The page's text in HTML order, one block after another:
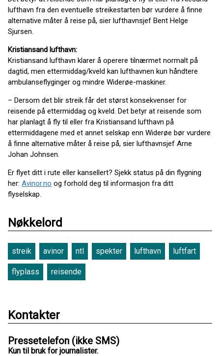
lufthavn fra den eventuelle streikestarten bør vurdere å finne
alternative måter å reise på, sier lufthavnsjef Bent Helge
Sjursen.
Kristiansand lufthavn:
Kristiansand lufthavn klarer å operere tilnærmet normalt på
dagtid, men ettermiddag/kveld kan lufthavnen kun håndtere
ambulanseflyginger og mindre Widerøe-maskiner.
– Dersom det blir streik får det størst konsekvenser for
reisende på ettermiddag og kveld. Det betyr at reisende som
har planlagt å fly til eller fra Kristiansand lufthavn på
ettermiddagene med et annet selskap enn Widerøe bør vurdere
å finne alternative måter å reise på, sier lufthavnsjef Arne
Johan Johnsen.
Er flyet ditt i rute eller kansellert? Sjekk status på din flygning
her: Avinor.no og forhold deg til informasjon fra ditt
flyselskap.
Nøkkelord
streik avinor ntl spekter lufthavn luftfart
flyplass reisende
Kontakter
Pressetelefon (ikke SMS)
Kun til bruk for journalister.